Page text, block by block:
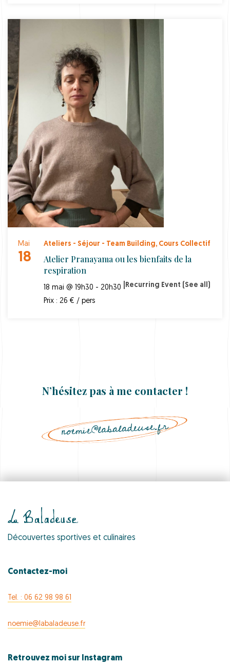
Mai
18
Ateliers - Séjour - Team Building, Cours Collectif
Atelier Pranayama ou les bienfaits de la
respiration
18 mai @ 19h30 - 20h30 Recurring Event (See all)
Prix : 26 € / pers
N’hésitez pas à me contacter !
noemie@labaladeuse.fr
Découvertes sportives et culinaires
Contactez-moi
Tel. : 06 62 98 98 61
noemie@labaladeuse.fr
Retrouvez moi sur Instagram